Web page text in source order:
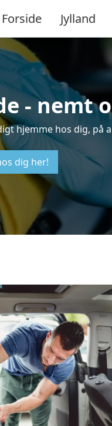
Forside Jylland
- nemt
hjemme hos dig, på
dig her!